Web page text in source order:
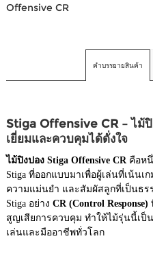
Offensive CR
คำบรรยายสินค้า
Stiga Offensive CR – ไม้
เยี่ยมและควบคุมได้ดั่งใจ
ไม้ปิงปอง Stiga Offensive CRคือหนึ่
Stiga ที่ออกแบบมาเพื่อผู้เล่นที่เน้นเ
ความแม่นยำ และสัมผัสลูกที่เป็นธร
Stiga อย่าง CR (Control Response)
สูญเสียการควบคุม ทำให้ไม้รุ่นนี้เ
เล่นและมืออาชีพทั่วโลก